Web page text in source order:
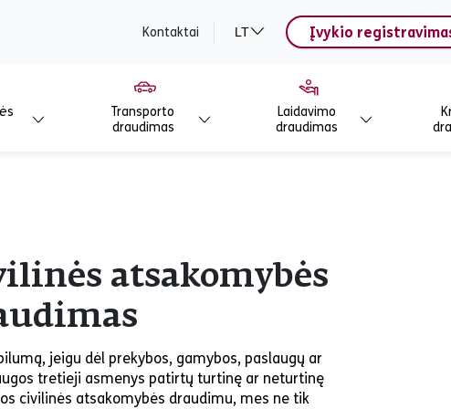
Kontaktai LT Įvykio
Transporto
draudimas
Laidavimo
draudimas
atsakomybės
jeigu dėl prekybos, gamybos, paslaugų ar
tretieji asmenys patirtų turtinę ar neturtinę
civilinės atsakomybės draudimu, mes ne tik